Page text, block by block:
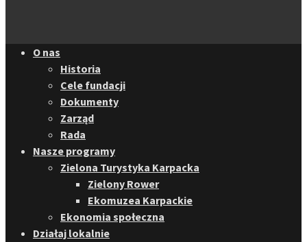
O nas
Historia
Cele fundacji
Dokumenty
Zarząd
Rada
Nasze programy
Zielona Turystyka Karpacka
Zielony Rower
Ekomuzea Karpackie
Ekonomia społeczna
Działaj lokalnie